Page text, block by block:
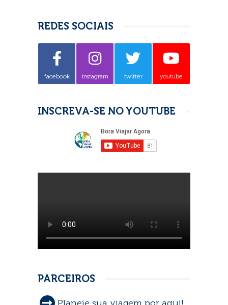
REDES SOCIAIS
facebook instagram twitter youtube
INSCREVA-SE NO YOUTUBE
PARCEIROS